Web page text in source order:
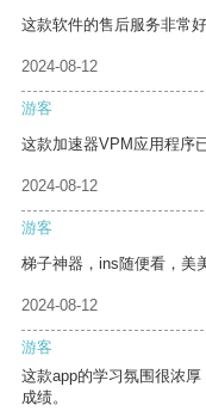
这款软件的售后服务非常
2024-08-12
游客
这款加速器VPM应用程序
2024-08-12
游客
梯子神器，ins随便看，美
2024-08-12
游客
这款app的学习氛围很浓
成绩。